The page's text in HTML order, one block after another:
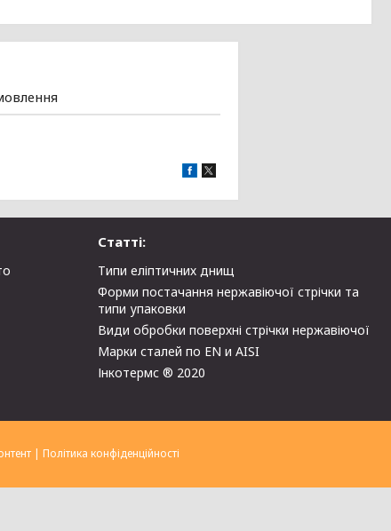
Статті:
Типи еліптичних днищ
Форми постачання нержавіючої стрічки та
типи упаковки
Види обробки поверхні стрічки нержавіючої
Марки сталей по EN и AISI
Інкотермс ® 2020
| Політика конфіденційності